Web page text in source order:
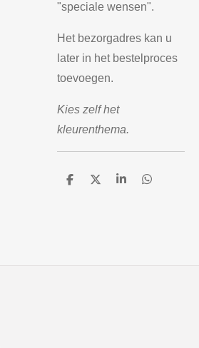
"speciale wensen".
Het bezorgadres kan u
later in het bestelproces
toevoegen.
Kies zelf het
kleurenthema.
D
D
S
D